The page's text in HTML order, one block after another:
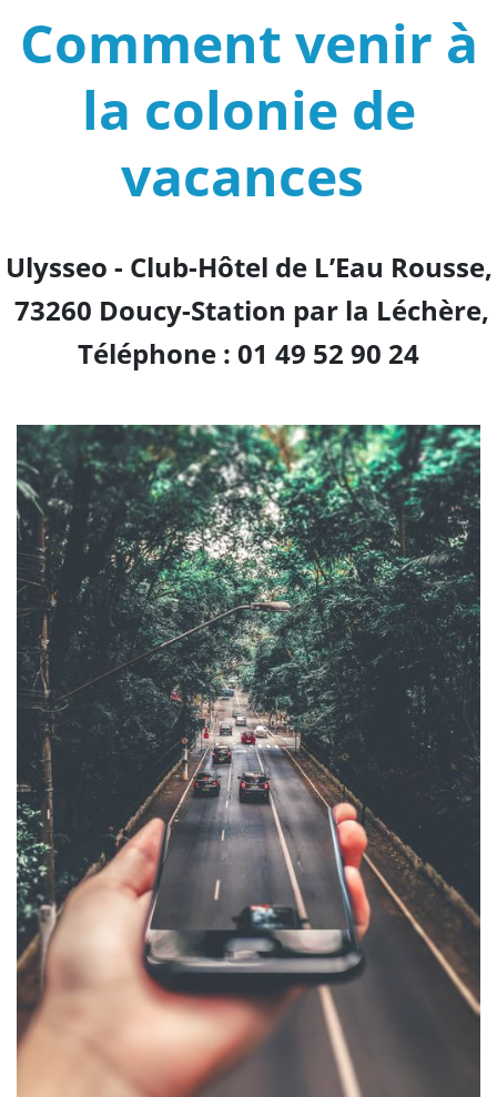
Comment venir à
la colonie de
vacances
Ulysseo - Club-Hôtel de L’Eau Rousse,
73260 Doucy-Station par la Léchère,
Téléphone : 01 49 52 90 24